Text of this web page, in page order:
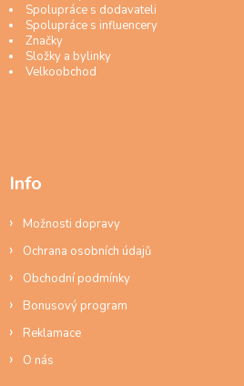
Spolupráce s dodavateli
Spolupráce s influencery
Značky
Složky a bylinky
Velkoobchod
Info
Možnosti dopravy
Ochrana osobních údajů
Obchodní podmínky
Bonusový program
Reklamace
O nás